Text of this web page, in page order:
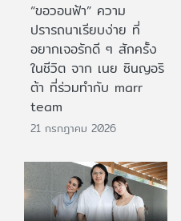
“ขอวอนฟ้า” ความ
ปรารถนาเรียบง่าย ที่
อยากเจอรักดี ๆ สักครั้ง
ในชีวิต จาก เนย ซินญอริ
ต้า ที่ร่วมทำกับ marr
team
21 กรกฎาคม 2026